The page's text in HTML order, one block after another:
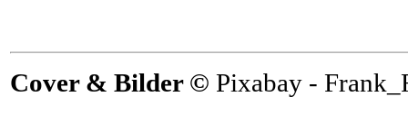
Cover & Bilder © Pixabay -